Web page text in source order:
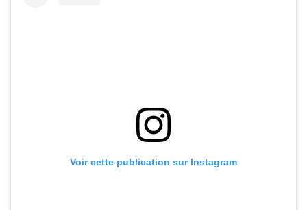
Voir cette publication sur Instagram